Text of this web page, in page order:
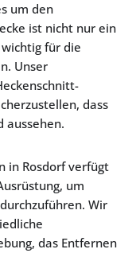
um den
ist nicht nur ein
für die
Unser
dass
aussehen.
in Rosdorf verfügt
um
Wir
das Entfernen